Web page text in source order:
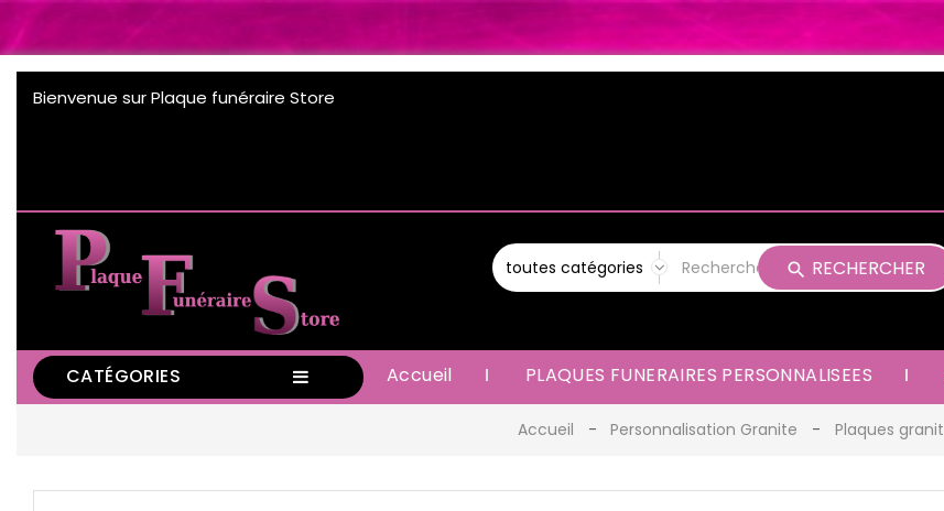
Bienvenue sur Plaque funéraire Store
RECHERCHER
CATÉGORIES Accueil PLAQUES FUNERAIRES PERSONNALISEES
Accueil Personnalisation Granite Plaques granit